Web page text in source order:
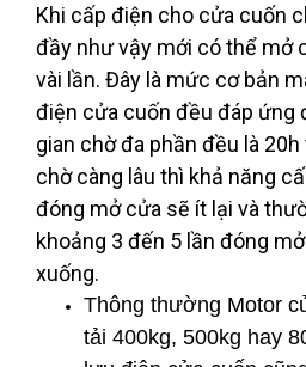
Khi cấp điện cho cửa cuốn
đầy như vậy mới có thể mở
vài lần. Đây là mức cơ bản
điện cửa cuốn đều đáp ứng
gian chờ đa phần đều là
chờ càng lâu thì khả năng
đóng mở cửa sẽ ít lại và
khoảng 3 đến 5 lần đóng
xuống.
Thông thường Motor
tải 400kg, 500kg hay